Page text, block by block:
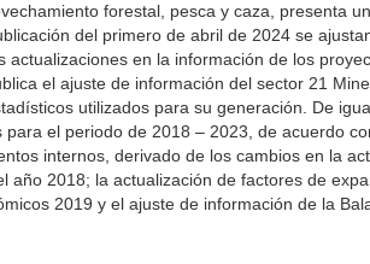
forestal, pesca y caza, presenta
del primero de abril de 2024 se
en la información de los
el ajuste de información del sector 21
utilizados para su generación. De
el periodo de 2018 – 2023, de acuerdo
internos, derivado de los cambios en la
2018; la actualización de factores de
2019 y el ajuste de información de la